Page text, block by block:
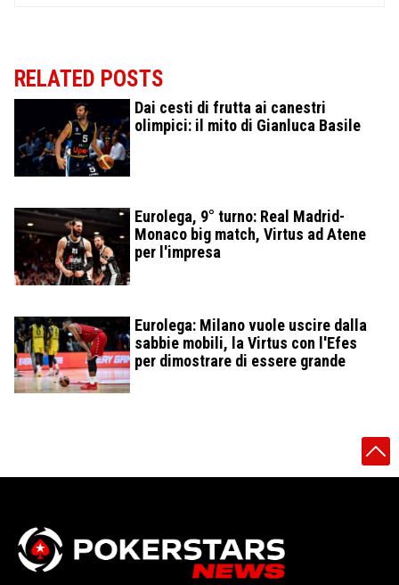
RELATED POSTS
Dai cesti di frutta ai canestri
olimpici: il mito di Gianluca Basile
Eurolega, 9° turno: Real Madrid-
Monaco big match, Virtus ad Atene
per l'impresa
Eurolega: Milano vuole uscire dalla
sabbie mobili, la Virtus con l'Efes
per dimostrare di essere grande